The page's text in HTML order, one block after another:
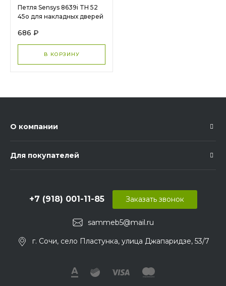
Петля Sensys 8639i TH 52
45о для накладных дверей
686 ₽
В КОРЗИНУ
О компании
Для покупателей
sammeb5@mail.ru
+7 (918) 001-11-85
г. Сочи, село Пластунка, улица Джапаридзе, 53/7
Заказать звонок